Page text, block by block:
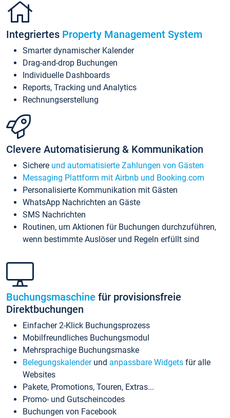
Integriertes Property Management System
Smarter dynamischer Kalender
Drag-and-drop Buchungen
Individuelle Dashboards
Reports, Tracking und Analytics
Rechnungserstellung
Clevere Automatisierung & Kommunikation
Sichere und automatisierte Zahlungen von Gästen
Messaging Plattform mit Airbnb und Booking.com
Personalisierte Kommunikation mit Gästen
WhatsApp Nachrichten an Gäste
SMS Nachrichten
Routinen, um Aktionen für Buchungen durchzuführen,
wenn bestimmte Auslöser und Regeln erfüllt sind
Buchungsmaschine für provisionsfreie
Direktbuchungen
Einfacher 2-Klick Buchungsprozess
Mobilfreundliches Buchungsmodul
Mehrsprachige Buchungsmaske
Belegungskalenderund anpassbare Widgets für alle
Websites
Pakete, Promotions, Touren, Extras...
Promo- und Gutscheincodes
Buchungen von Facebook